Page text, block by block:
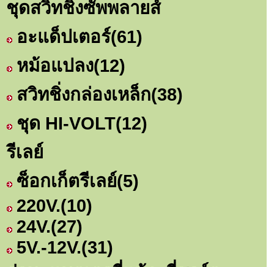
ชุดสวิทชิ่งซัพพลายส์
อะแด็ปเตอร์(61)
หม้อแปลง(12)
สวิทชิ่งกล่องเหล็ก(38)
ชุด HI-VOLT(12)
รีเลย์
ซ็อกเก็ตรีเลย์(5)
220V.(10)
24V.(27)
5V.-12V.(31)